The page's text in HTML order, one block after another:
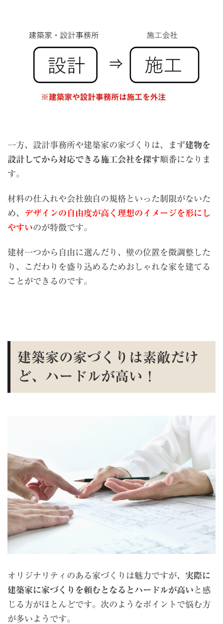
一方、設計事務所や建築家の家づくりは、まず建物を
設計してから対応できる施工会社を探す順番になりま
す。
材料の仕入れや会社独自の規格といった制限がないた
め、
デザインの自由度が高く理想のイメージを形にし
やすいのが特徴です。
建材一つから自由に選んだり、壁の位置を微調整した
り、こだわりを盛り込めるためおしゃれな家を建てる
ことができるのです。
建築家の家づくりは素敵だけ
ど、ハードルが高い！
オリジナリティのある家づくりは魅力ですが、 実際に
建築家に家づくりを頼むとなるとハードルが高い と感
じる方がほとんどです。次のようなポイントで悩む方
が多いようです。